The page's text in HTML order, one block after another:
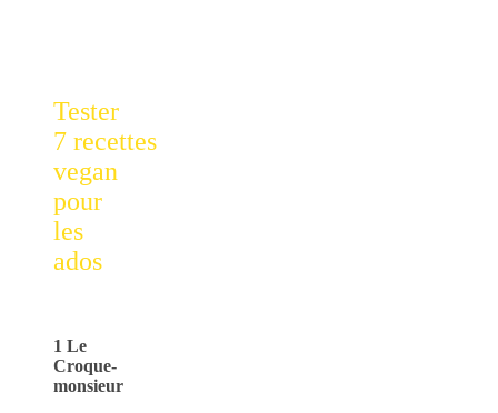
Tester
7 recettes
vegan
pour
les
ados
1 Le
Croque-
monsieur